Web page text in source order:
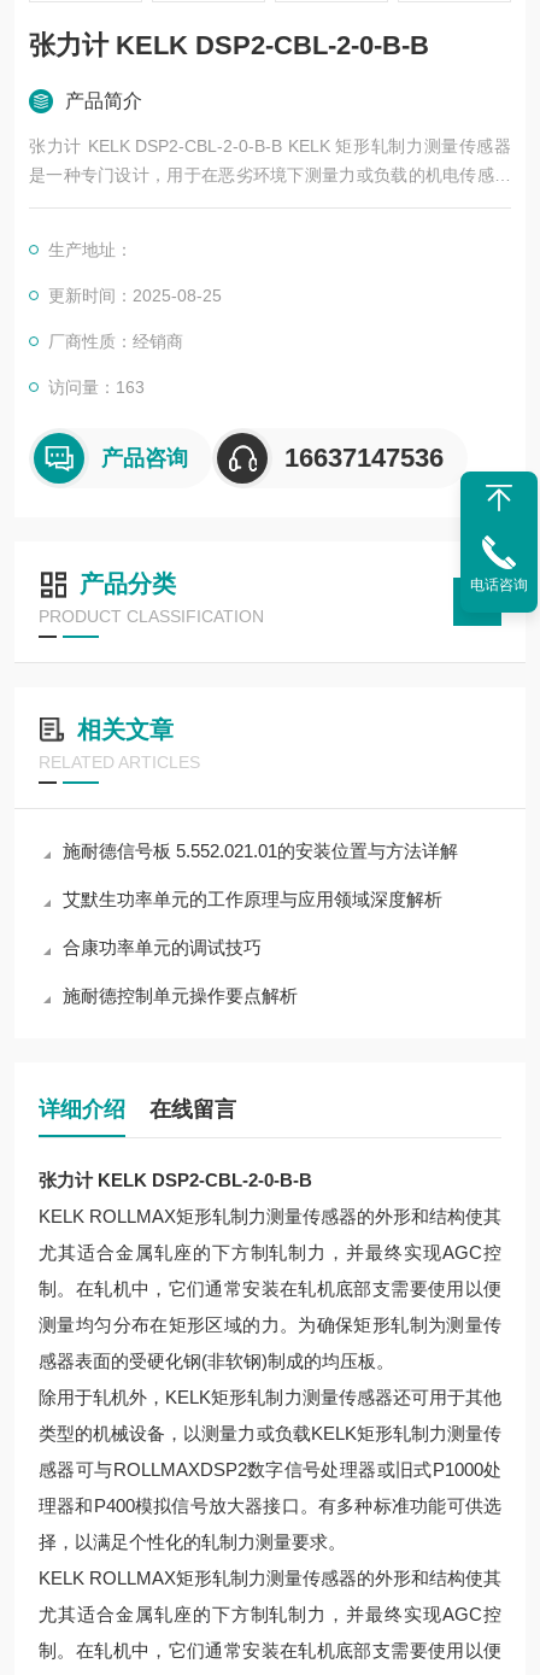
张力计 KELK DSP2-CBL-2-0-B-B
产品简介
张力计 KELK DSP2-CBL-2-0-B-B KELK 矩形轧制力测量传感器
是一种专门设计，用于在恶劣环境下测量力或负载的机电传感器
它们在金属轧机行业中的长期使用证明了它们在恶劣的操作条件
量元件，应变片允许使用直流励磁，以对力或负载的变化做出极
确性快的响应
生产地址：
更新时间：2025-08-25
厂商性质：经销商
访问量：163
产品咨询 16637147536
产品分类
PRODUCT CLASSIFICATION
相关文章
RELATED ARTICLES
施耐德信号板 5.552.021.01的安装位置与方法详解
艾默生功率单元的工作原理与应用领域深度解析
合康功率单元的调试技巧
施耐德控制单元操作要点解析
详细介绍 在线留言
张力计 KELK DSP2-CBL-2-0-B-B
KELK ROLLMAX矩形轧制力测量传感器的外形和结构使其
尤其适合金属轧座的下方制轧制力，并最终实现AGC控
制。在轧机中，它们通常安装在轧机底部支需要使用以便
测量均匀分布在矩形区域的力。为确保矩形轧制为测量传
感器表面的受硬化钢(非软钢)制成的均压板。
除用于轧机外，KELK矩形轧制力测量传感器还可用于其他
类型的机械设备，以测量力或负载KELK矩形轧制力测量传
感器可与ROLLMAXDSP2数字信号处理器或旧式P1000处
理器和P400模拟信号放大器接口。有多种标准功能可供选
择，以满足个性化的轧制力测量要求。
KELK ROLLMAX矩形轧制力测量传感器的外形和结构使其
尤其适合金属轧座的下方制轧制力，并最终实现AGC控
制。在轧机中，它们通常安装在轧机底部支需要使用以便
电话咨询